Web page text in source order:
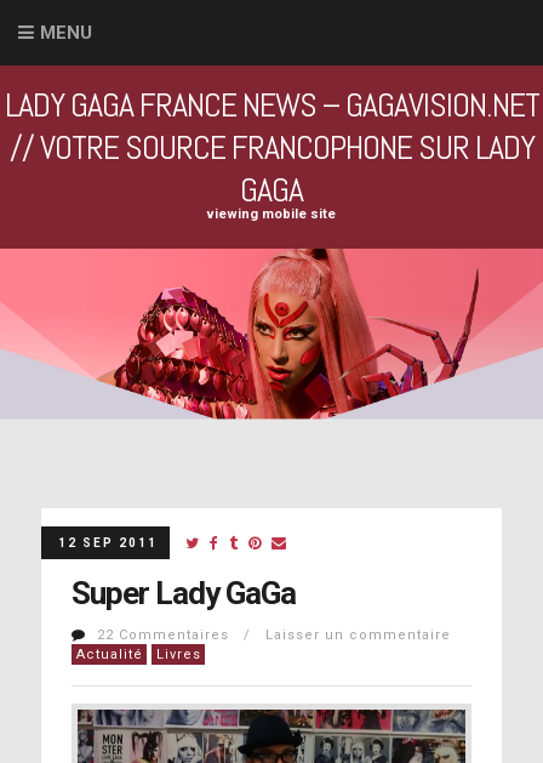
MENU
LADY GAGA FRANCE NEWS – GAGAVISION.NET
// VOTRE SOURCE FRANCOPHONE SUR LADY
GAGA
viewing mobile site
12 SEP 2011
Super Lady GaGa
22 Commentaires / Laisser un commentaire
Actualité
Livres